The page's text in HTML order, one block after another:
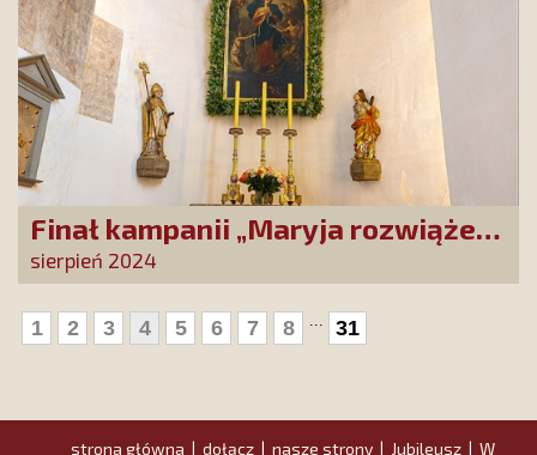
Finał kampanii „Maryja rozwiąże
każdy Twój problem!”
sierpień 2024
1 2 3 4 5 6 7 8 31
strona główna dołącz nasze strony Jubileusz W